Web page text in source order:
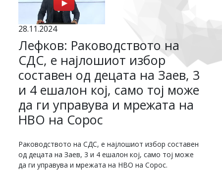
28.11.2024
Лефков: Раководството на
СДС, е најлошиот избор
составен од децата на Заев, 3
и 4 ешалон кој, само тој може
да ги управува и мрежата на
НВО на Сорос
Раководството на СДС, е најлошиот избор составен
од децата на Заев, 3 и 4 ешалон кој, само тој може
да ги управува и мрежата на НВО на Сорос.